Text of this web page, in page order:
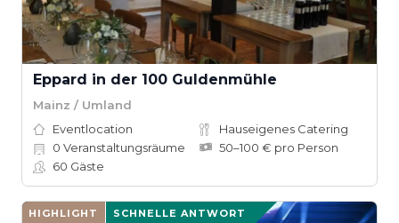
Eppard in der 100 Guldenmühle
Mainz / Umland
Eventlocation
Hauseigenes Catering
0 Veranstaltungsräume
50–100 € pro Person
60 Gäste
HIGHLIGHT SCHNELLE ANTWORT